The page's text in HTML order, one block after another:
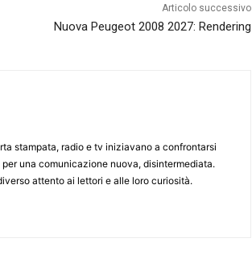
Articolo successivo
Nuova Peugeot 2008 2027: Rendering
stampata, radio e tv iniziavano a confrontarsi
una comunicazione nuova, disintermediata.
attento ai lettori e alle loro curiosità.